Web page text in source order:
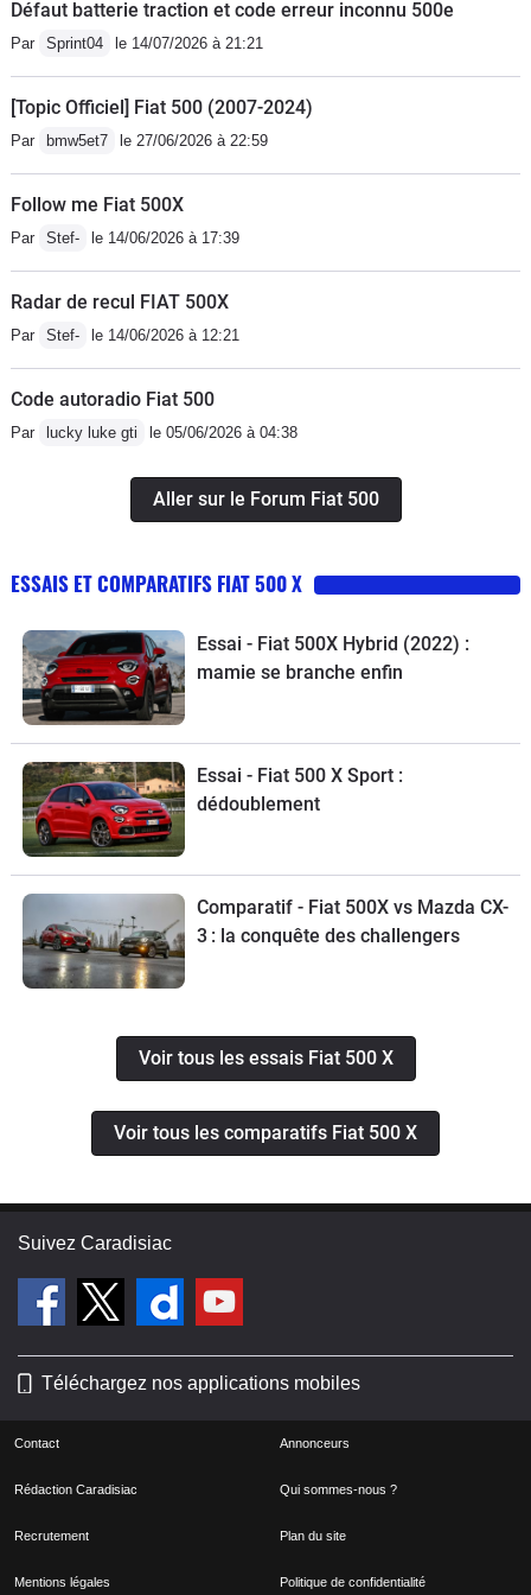
Défaut batterie traction et code erreur inconnu 500e
Par Sprint04 le 14/07/2026 à 21:21
[Topic Officiel] Fiat 500 (2007-2024)
Par bmw5et7 le 27/06/2026 à 22:59
Follow me Fiat 500X
Par Stef- le 14/06/2026 à 17:39
Radar de recul FIAT 500X
Par Stef- le 14/06/2026 à 12:21
Code autoradio Fiat 500
Par lucky luke gti le 05/06/2026 à 04:38
Aller sur le Forum Fiat 500
ESSAIS ET COMPARATIFS FIAT 500 X
Essai - Fiat 500X Hybrid (2022) :
mamie se branche enfin
Essai - Fiat 500 X Sport :
dédoublement
Comparatif - Fiat 500X vs Mazda CX-
3 : la conquête des challengers
Voir tous les essais Fiat 500 X
Voir tous les comparatifs Fiat 500 X
Suivez Caradisiac
Téléchargez nos applications mobiles
Contact Annonceurs
Rédaction Caradisiac Qui sommes-nous ?
Recrutement Plan du site
Mentions légales Politique de confidentialité